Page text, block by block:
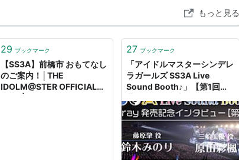
もっと見る
29 ブックマーク
【SS3A】前橋市 おもてなし
のご案内！│THE
IDOLM@STER OFFICIAL
27 ブックマーク
「アイドルマスターシンデレ
ラガールズ SS3A Live
Sound Booth♪」【第1回・
美優役：原田彩楓インタビュ
ー】 | アニメイトタイムズ